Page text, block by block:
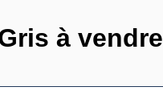
à vendre